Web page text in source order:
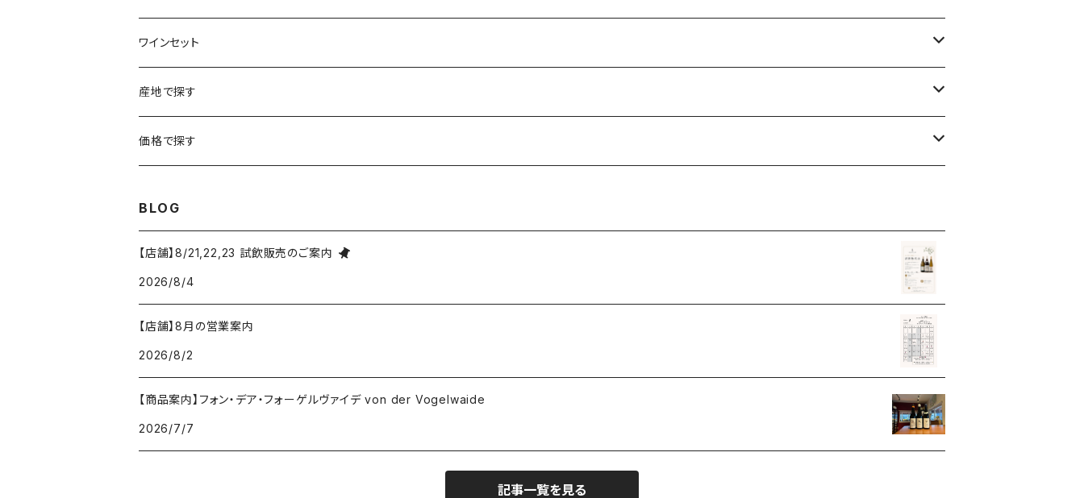
シャルトーニュ・タイエ
シャルル・エドシック
ジャン・ラルマン
ドゥラモット
パイパー・エドシック
ロワール
コトーシャンプノワ
ジュラ・サヴォワ
チリ
スロヴァキア
オーストリア
オレゴン州
ワシントン州
カリフォルニア州
ロワール
ジュラ・サヴォワ
シャンパーニュ
プロヴァンス
南アフリカ
チリ
アメリカ
ワシントン州
カリフォルニア州
ワインセット
福袋
シャンパーニュセット
産地で探す
アメリカ
ワシントン州
カリフォルニア州
スロヴァキア
ニュージーランド
価格で探す
5,000円～6,999円
7,000円～9,999円
20,000円～29,999円
BLOG
【店舗】8/21,22,23 試飲販売のご案内
2026/8/4
【店舗】8月の営業案内
2026/8/2
【商品案内】フォン・デア・フォーゲルヴァイデ von der Vogelwaide
2026/7/7
記事一覧を見る